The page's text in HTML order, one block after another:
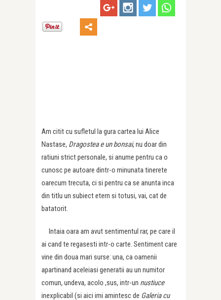
Am citit cu sufletul la gura cartea lui Alice
Nastase, Dragostea e un bonsai, nu doar din
ratiuni strict personale, si anume pentru ca o
cunosc pe autoare dintr-o minunata tinerete
oarecum trecuta, ci si pentru ca se anunta inca
din titlu un subiect etern si totusi, vai, cat de
batatorit.
Intaia oara am avut sentimentul rar, pe care il
ai cand te regasesti intr-o carte. Sentiment care
vine din doua mari surse: una, ca oamenii
apartinand aceleiasi generatii au un numitor
comun, undeva, acolo ,sus, intr-un nustiuce
inexplicabil (si aici imi amintesc de Galeria cu